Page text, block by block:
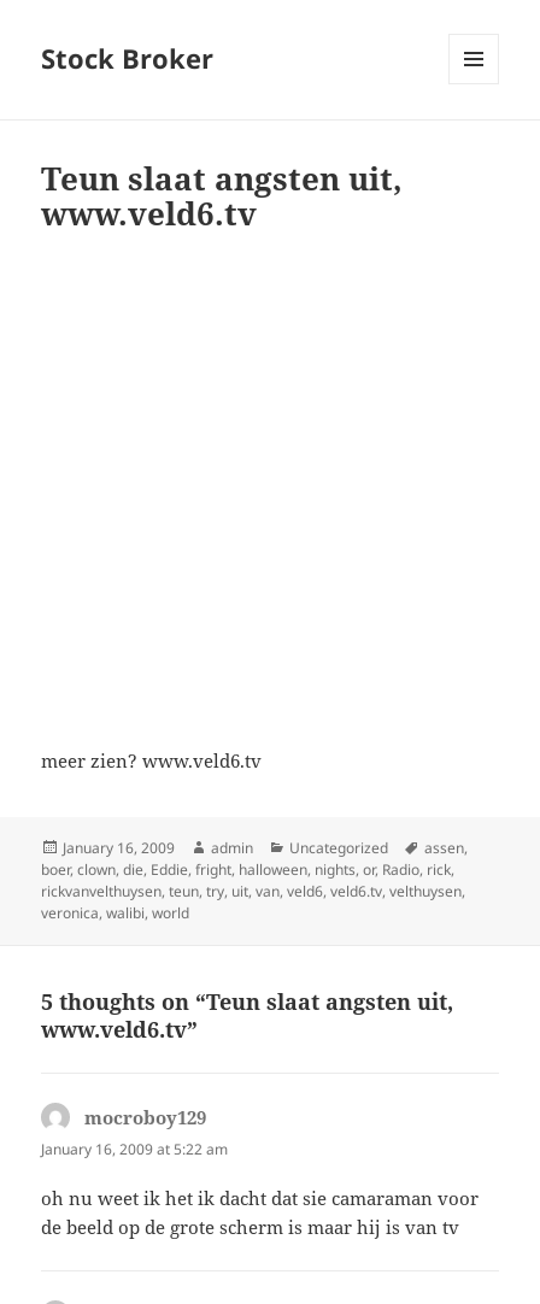
Stock Broker
Teun slaat angsten uit,
www.veld6.tv
meer zien? www.veld6.tv
Posted
on
January 16, 2009 Author
admin Categories
Uncategorized Tags
assen,
boer,clown,die, Eddie,fright, halloween, nights,or, Radio, rick,
rickvanvelthuysen,teun,try, uit,van,veld6,veld6.tv,velthuysen,
veronica,walibi,world
5 thoughts on “Teun slaat angsten uit,
www.veld6.tv”
mocroboy129
January 16, 2009 at 5:22 am
oh nu weet ik het ik dacht dat sie camaraman voor
de beeld op de grote scherm is maar hij is van tv